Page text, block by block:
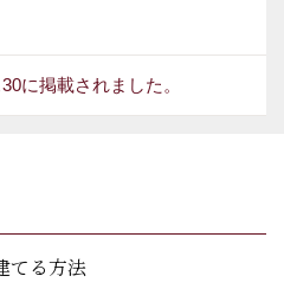
に掲載されました。
てる方法